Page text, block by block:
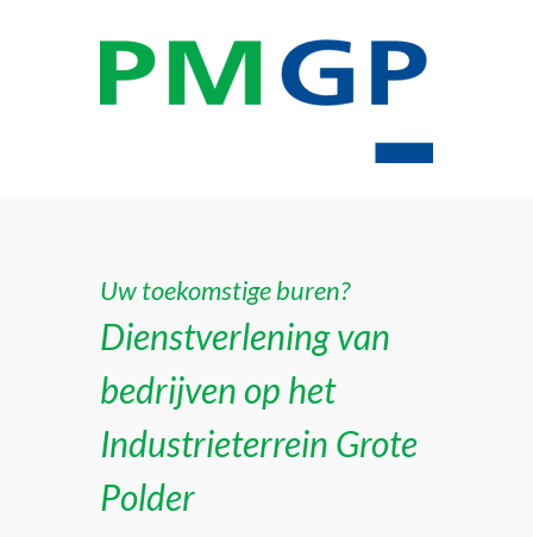
Uw toekomstige buren?
Dienstverlening van
bedrijven op het
Industrieterrein Grote
Polder